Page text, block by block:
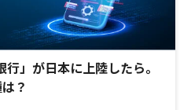
」が日本に上陸したら。
？